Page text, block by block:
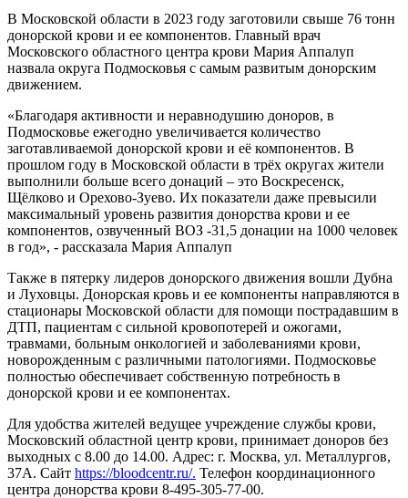
В Московской области в 2023 году заготовили свыше 76 тонн
донорской крови и ее компонентов. Главный врач
Московского областного центра крови Мария Аппалуп
назвала округа Подмосковья с самым развитым донорским
движением.
«Благодаря активности и неравнодушию доноров, в
Подмосковье ежегодно увеличивается количество
заготавливаемой донорской крови и её компонентов. В
прошлом году в Московской области в трёх округах жители
выполнили больше всего донаций – это Воскресенск,
Щёлково и Орехово-Зуево. Их показатели даже превысили
максимальный уровень развития донорства крови и ее
компонентов, озвученный ВОЗ -31,5 донации на 1000 человек
в год», - рассказала Мария Аппалуп
Также в пятерку лидеров донорского движения вошли Дубна
и Луховцы. Донорская кровь и ее компоненты направляются в
стационары Московской области для помощи пострадавшим в
ДТП, пациентам с сильной кровопотерей и ожогами,
травмами, больным онкологией и заболеваниями крови,
новорожденным с различными патологиями. Подмосковье
полностью обеспечивает собственную потребность в
донорской крови и ее компонентах.
Для удобства жителей ведущее учреждение службы крови,
Московский областной центр крови, принимает доноров без
выходных с 8.00 до 14.00. Адрес: г. Москва, ул. Металлургов,
37А. Сайт https://bloodcentr.ru/. Телефон координационного
центра донорства крови 8-495-305-77-00.